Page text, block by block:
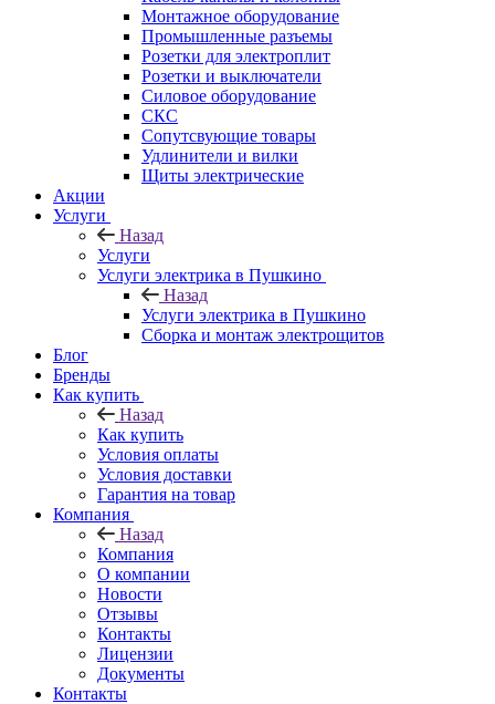
Монтажное оборудование
Промышленные разъемы
Розетки для электроплит
Розетки и выключатели
Силовое оборудование
СКС
Сопутсвующие товары
Удлинители и вилки
Щиты электрические
Акции
Услуги
Назад
Услуги
Услуги электрика в Пушкино
Назад
Услуги электрика в Пушкино
Сборка и монтаж электрощитов
Блог
Бренды
Как купить
Назад
Как купить
Условия оплаты
Условия доставки
Гарантия на товар
Компания
Назад
Компания
О компании
Новости
Отзывы
Контакты
Лицензии
Документы
Контакты